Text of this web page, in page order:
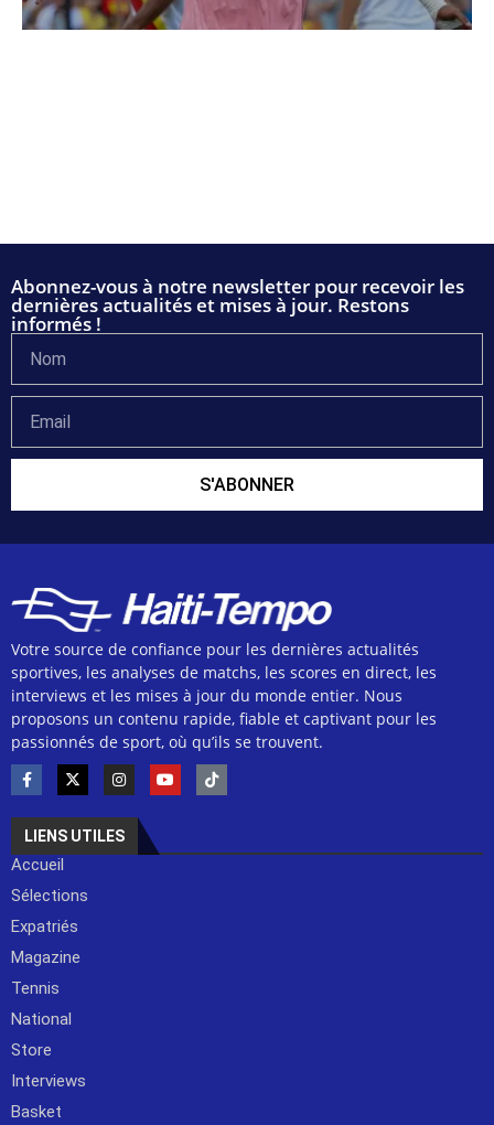
Abonnez-vous à notre newsletter pour recevoir les
dernières actualités et mises à jour. Restons
informés !
S'ABONNER
Votre source de confiance pour les dernières actualités
sportives, les analyses de matchs, les scores en direct, les
interviews et les mises à jour du monde entier. Nous
proposons un contenu rapide, fiable et captivant pour les
passionnés de sport, où qu’ils se trouvent.
LIENS UTILES
Accueil
Sélections
Expatriés
Magazine
Tennis
National
Store
Interviews
Basket